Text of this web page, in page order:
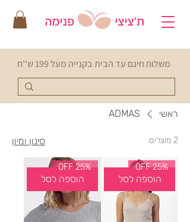
משלוח חינם עד הבית בקנייה מעל 199 ש''ח
ראשי ADMAS
2 מוצרים סינון ומיון
הוספה לסל
25% OFF
הוספה לסל
25% OFF